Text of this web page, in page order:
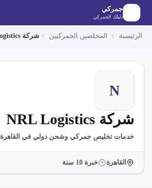
الانتقال إلى المحتوى الرئيسي
جمركي
دليلك الجمركي
الرئيسية المخلصين الجمركيين شركة NRL Logistics
N
شركة NRL Logistics
خدمات تخليص جمركي وشحن دولي في القاهرة
القاهرة خبرة 10 سنة